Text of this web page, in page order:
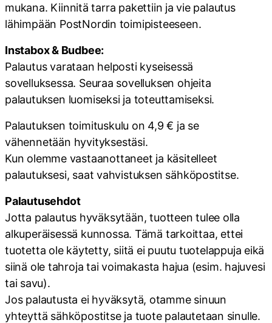
mukana. Kiinnitä tarra pakettiin ja vie palautus
lähimpään PostNordin toimipisteeseen.
Instabox & Budbee:
Palautus varataan helposti kyseisessä
sovelluksessa. Seuraa sovelluksen ohjeita
palautuksen luomiseksi ja toteuttamiseksi.
Palautuksen toimituskulu on 4,9 € ja se
vähennetään hyvityksestäsi.
Kun olemme vastaanottaneet ja käsitelleet
palautuksesi, saat vahvistuksen sähköpostitse.
Palautusehdot
Jotta palautus hyväksytään, tuotteen tulee olla
alkuperäisessä kunnossa. Tämä tarkoittaa, ettei
tuotetta ole käytetty, siitä ei puutu tuotelappuja eikä
siinä ole tahroja tai voimakasta hajua (esim. hajuvesi
tai savu).
Jos palautusta ei hyväksytä, otamme sinuun
yhteyttä sähköpostitse ja tuote palautetaan sinulle.